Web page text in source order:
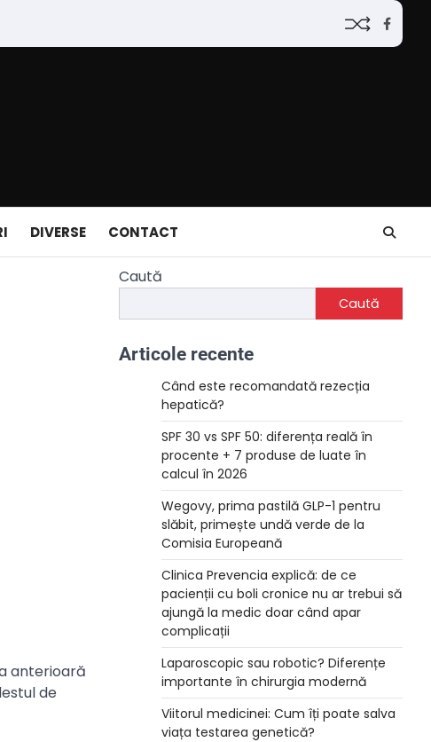
DIVERSE CONTACT
anterioară
de
Caută
Caută
Articole recente
Când este recomandată rezecția
hepatică?
SPF 30 vs SPF 50: diferența reală în
procente + 7 produse de luate în
calcul în 2026
Wegovy, prima pastilă GLP-1 pentru
slăbit, primește undă verde de la
Comisia Europeană
Clinica Prevencia explică: de ce
pacienții cu boli cronice nu ar trebui să
ajungă la medic doar când apar
complicații
Laparoscopic sau robotic? Diferențe
importante în chirurgia modernă
Viitorul medicinei: Cum îți poate salva
viața testarea genetică?